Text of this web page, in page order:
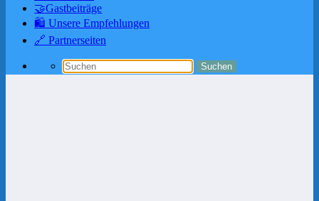
🤝Gastbeiträge
🛍️ Unsere Empfehlungen
🔗 Partnerseiten